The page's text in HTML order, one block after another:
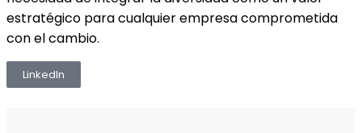
estratégico para cualquier empresa comprometida
con el cambio.
LinkedIn